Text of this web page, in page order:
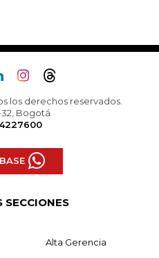
los derechos reservados.
32, Bogotá
4227600
SECCIONES
Alta Gerencia